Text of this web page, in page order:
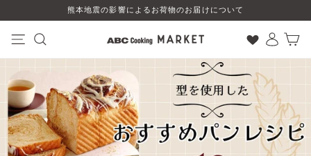
ン
ツ
ス
ッ
プ
す
る
熊本地震の影響によるお荷物のお届けについて